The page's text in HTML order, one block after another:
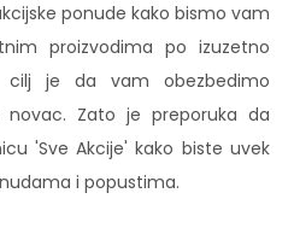
ponude kako bismo vam
proizvodima po izuzetno
cilj je da vam obezbedimo
Zato je preporuka da
'Sve Akcije' kako biste uvek
i popustima.